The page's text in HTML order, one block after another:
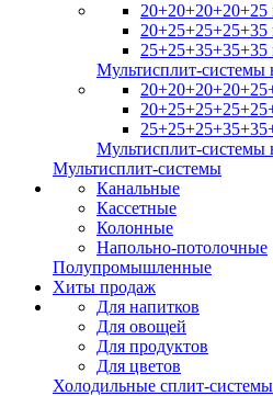
20+20+20+20+25
20+25+25+25+35
25+25+35+35+35
Мультисплит-системы
Мультисплит-системы
Мультисплит-системы
Канальные
Кассетные
Колонные
Напольно-потолочные
Полупромышленные
Хиты продаж
Для напитков
Для овощей
Для продуктов
Для цветов
Холодильные сплит-системы